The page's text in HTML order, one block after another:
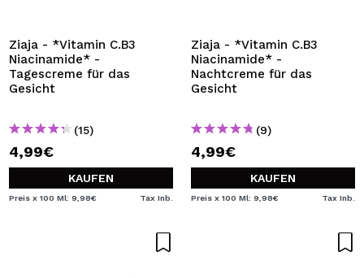
Durch die Erstellung eines Kontos bei Maquillalia.de
können Sie Ihre Einkäufe schnell tätigen, den Status Ihrer
Bestellungen überprüfen und Ihre bisherigen Vorgänge
BENUTZERKONTO ERSTELLEN
Ziaja - *Vitamin C.B3
Niacinamide* -
Tagescreme für das
Gesicht
(15)
4,99€
KAUFEN
Preis x 100 Ml: 9,98€ Tax Inb.
Ziaja - *Vitamin C.B3
Niacinamide* -
Nachtcreme für das
Gesicht
(9)
4,99€
KAUFEN
Preis x 100 Ml: 9,98€ Tax Inb.